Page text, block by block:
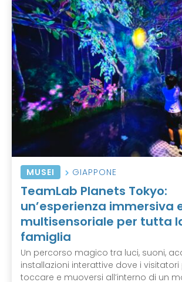
MUSEI GIAPPONE
TeamLab Planets Tokyo:
un’esperienza immersiva
multisensoriale per tutta
famiglia
Un percorso magico tra luci, suoni,
installazioni interattive dove i
toccare e muoversi all’interno di un